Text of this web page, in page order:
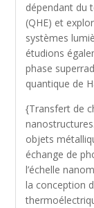
dépendant du
(QHE) et
systèmes
étudions
phase
quantique de
{Transfert de
objets
échange de
l’échelle
la conception